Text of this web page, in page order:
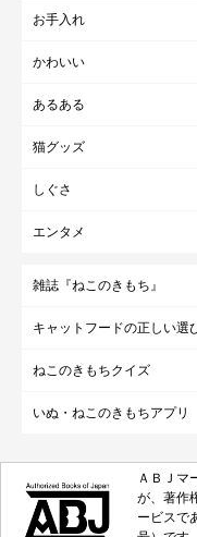
お手入れ
かわいい
あるある
猫グッズ
しぐさ
エンタメ
雑誌『ねこのきもち』
キャットフードの正しい選
ねこのきもちクイズ
いぬ・ねこのきもちアプリ
ＡＢＪマ
が、著作
ービスで